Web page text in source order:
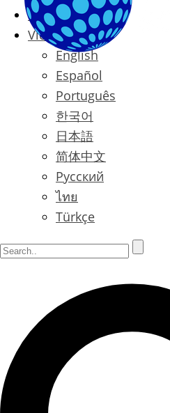
Contact
Vietnamese
English
Español
Português
한국어
日本語
简体中文
Русский
ไทย
Türkçe